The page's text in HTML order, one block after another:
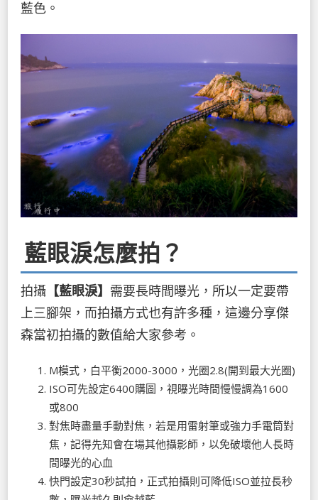
藍色。
藍眼淚怎麼拍？
拍攝 【藍眼淚】 需要長時間曝光，所以一定要帶
上三腳架，而拍攝方式也有許多種，這邊分享傑
森當初拍攝的數值給大家參考。
M模式，白平衡2000-3000，光圈2.8(開到最大光圈)
ISO可先設定6400購圖，視曝光時間慢慢調為1600
或800
對焦時盡量手動對焦，若是用雷射筆或強力手電筒對
焦，記得先知會在場其他攝影師，以免破壞他人長時
間曝光的心血
快門設定30秒試拍，正式拍攝則可降低ISO並拉長秒